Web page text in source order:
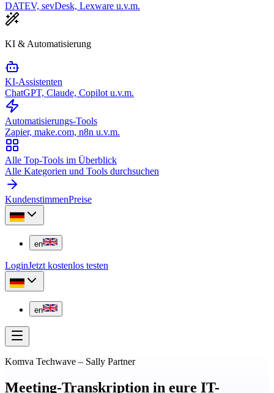
DATEV, sevDesk, Lexware u.v.m.
KI & Automatisierung
KI-Assistenten
ChatGPT, Claude, Copilot u.v.m.
Automatisierungs-Tools
Zapier, make.com, n8n u.v.m.
Alle Top-Tools im Überblick
Alle Kategorien und Tools durchsuchen
KundenstimmenPreise
en
LoginJetzt kostenlos testen
en
Komva Techwave – Sally Partner
Meeting-Transkription in eure IT-